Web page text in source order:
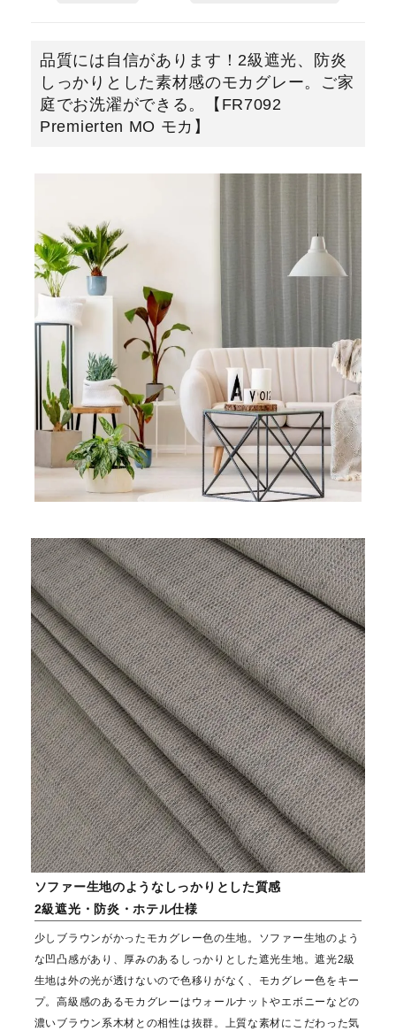
品質には自信があります！2級遮光、防炎
しっかりとした素材感のモカグレー。ご家
庭でお洗濯ができる。【FR7092
Premierten MO モカ】
ソファー生地のようなしっかりとした質感
2級遮光・防炎・ホテル仕様
少しブラウンがかったモカグレー色の生地。ソファー生地のよう
な凹凸感があり、厚みのあるしっかりとした遮光生地。遮光2級
生地は外の光が透けないので色移りがなく、モカグレー色をキー
プ。高級感のあるモカグレーはウォールナットやエボニーなどの
濃いブラウン系木材との相性は抜群。上質な素材にこだわった気